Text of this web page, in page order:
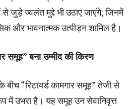
से जुड़े ज्वलंत मुद्दे भी उठाए जाएंगे, जिनमें
और भावनात्मक उत्पीड़न शामिल है।
समूह” बना उम्मीद की किरण
“रिटायर्ड कामगार समूह” तेजी से
में उभरा है। यह समूह उन सेवानिवृत्त